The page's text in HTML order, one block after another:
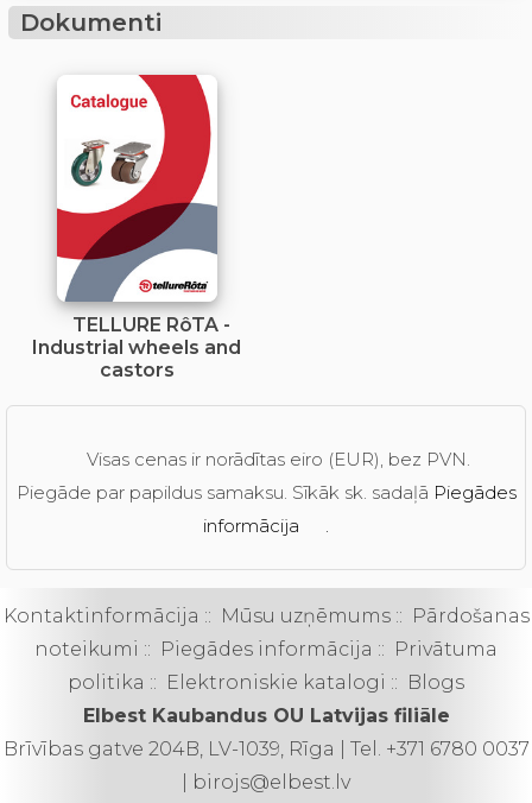
Dokumenti
TELLURE RôTA -
Industrial wheels and
castors
Visas cenas ir norādītas eiro (EUR), bez PVN.
Piegāde par papildus samaksu. Sīkāk sk. sadaļā Piegādes
informācija
Kontaktinformācija :: Mūsu uzņēmums:: Pārdošanas
noteikumi :: Piegādes informācija :: Privātuma
politika :: Elektroniskie katalogi :: Blogs
Elbest Kaubandus OU Latvijas filiāle
Brīvības gatve 204B, LV-1039, Rīga | Tel. +371 6780 0037
| birojs@elbest.lv